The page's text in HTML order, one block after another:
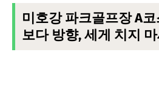
미호강 파크골프장 A코
보다 방향, 세게 치지